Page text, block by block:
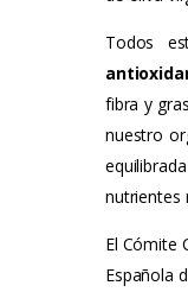
Todos
fibra y
nuestro
nutrientes
El Cómite
Española